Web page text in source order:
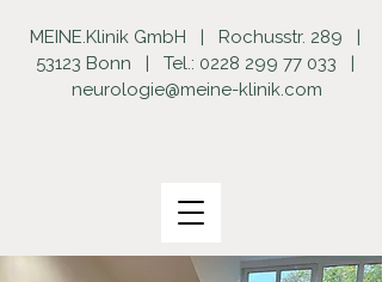
MEINE.Klinik GmbH | Rochusstr. 289 |
53123 Bonn | Tel.: 0228 299 77 033 |
neurologie@meine-klinik.com